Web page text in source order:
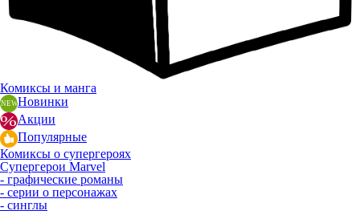
Комиксы и манга
Новинки
Акции
Популярные
Комиксы о супергероях
Супергерои Marvel
- графические романы
- серии о персонажах
- синглы